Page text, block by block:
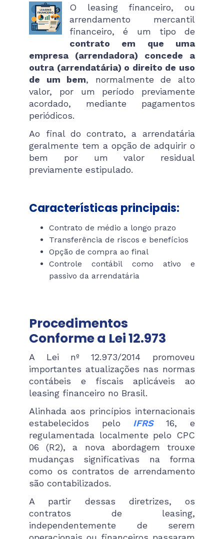
O leasing financeiro, ou
arrendamento mercantil
financeiro, é um tipo de
contrato em que uma
empresa (arrendadora) concede a
outra (arrendatária) o direito de uso
de um bem, normalmente de alto
valor, por um período previamente
acordado, mediante pagamentos
periódicos.
Ao final do contrato, a arrendatária
geralmente tem a opção de adquirir o
bem por um valor residual
previamente estipulado.
Características principais:
Contrato de médio a longo prazo
Transferência de riscos e benefícios
Opção de compra ao final
Controle contábil como ativo e
passivo da arrendatária
Procedimentos
Conforme a Lei 12.973
A Lei nº 12.973/2014 promoveu
importantes atualizações nas normas
contábeis e fiscais aplicáveis ao
leasing financeiro no Brasil.
Alinhada aos princípios internacionais
estabelecidos pelo IFRS16, e
regulamentada localmente pelo CPC
06 (R2), a nova abordagem trouxe
mudanças significativas na forma
como os contratos de arrendamento
são contabilizados.
A partir dessas diretrizes, os
contratos de leasing,
independentemente de serem